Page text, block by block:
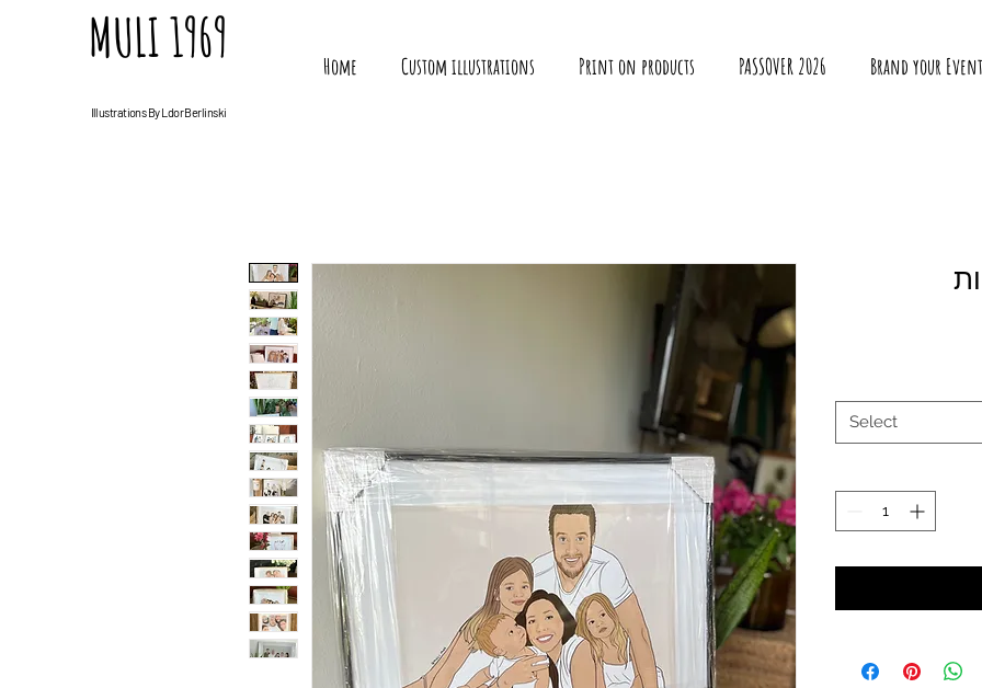
MULI 1969
Illustrations By Ldor Berlinski
Home Custom illustrations Print on products PASSOVER 2026 Brand your Event
Select